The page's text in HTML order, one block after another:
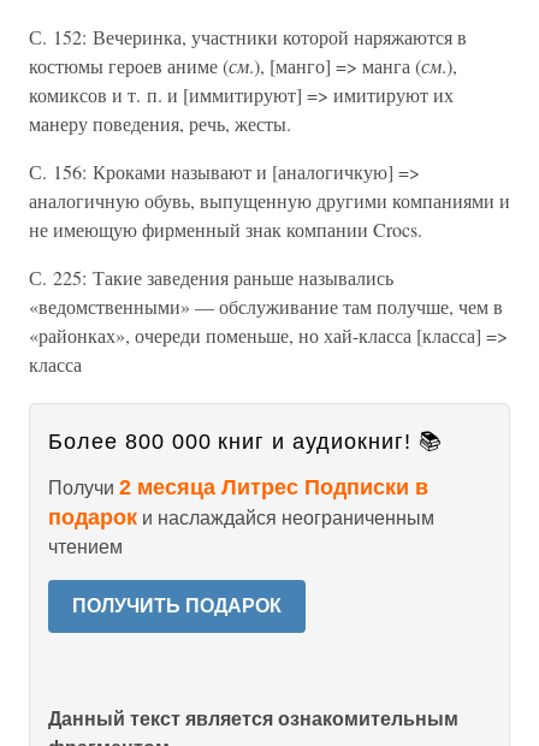
С. 152: Вечеринка, участники которой наряжаются в
костюмы героев аниме (см.), [манго] => манга (см.),
комиксов и т. п. и [иммитируют] => имитируют их
манеру поведения, речь, жесты.
С. 156: Кроками называют и [аналогичкую] =>
аналогичную обувь, выпущенную другими компаниями и
не имеющую фирменный знак компании Crocs.
С. 225: Такие заведения раньше назывались
«ведомственными» — обслуживание там получше, чем в
«районках», очереди поменьше, но хай-класса [класса] =>
класса
Более 800 000 книг и аудиокниг! 📚
Получи 2 месяца Литрес Подписки в
подарок и наслаждайся неограниченным
чтением
ПОЛУЧИТЬ ПОДАРОК
Данный текст является ознакомительным